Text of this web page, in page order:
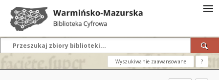
Wyszukiwanie zaawansowane ?